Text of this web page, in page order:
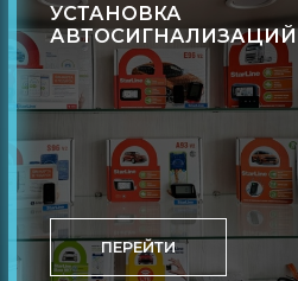
УСТАНОВКА
АВТОСИГНАЛИЗАЦИЙ
ПЕРЕЙТИ